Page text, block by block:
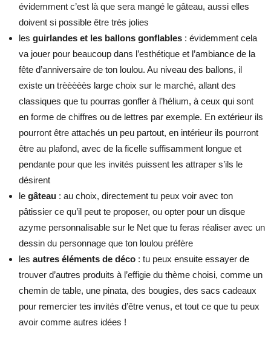
évidemment c’est là que sera mangé le gâteau, aussi elles
doivent si possible être très jolies
les guirlandes et les ballons gonflables : évidemment cela
va jouer pour beaucoup dans l’esthétique et l’ambiance de la
fête d’anniversaire de ton loulou. Au niveau des ballons, il
existe un trèèèèès large choix sur le marché, allant des
classiques que tu pourras gonfler à l’hélium, à ceux qui sont
en forme de chiffres ou de lettres par exemple. En extérieur ils
pourront être attachés un peu partout, en intérieur ils pourront
être au plafond, avec de la ficelle suffisamment longue et
pendante pour que les invités puissent les attraper s’ils le
désirent
le gâteau : au choix, directement tu peux voir avec ton
pâtissier ce qu’il peut te proposer, ou opter pour un disque
azyme personnalisable sur le Net que tu feras réaliser avec un
dessin du personnage que ton loulou préfère
les autres éléments de déco : tu peux ensuite essayer de
trouver d’autres produits à l’effigie du thème choisi, comme un
chemin de table, une pinata, des bougies, des sacs cadeaux
pour remercier tes invités d’être venus, et tout ce que tu peux
avoir comme autres idées !